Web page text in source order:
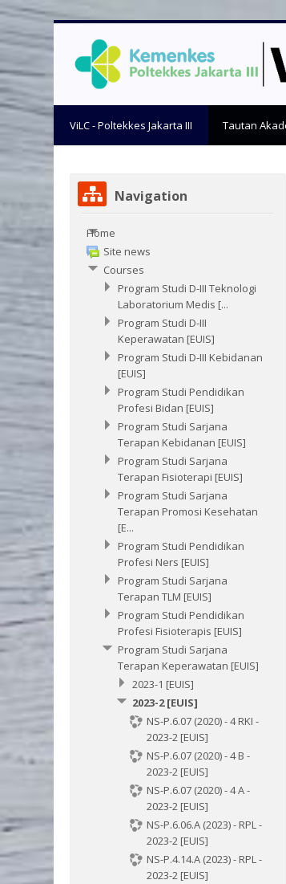
Skip
to
main
content
ViLC - Poltekkes Jakarta III Tautan
Skip
NavigationNavigation
Home
Site news
Courses
Program Studi D-III Teknologi
Laboratorium Medis [...
Program Studi D-III
Keperawatan [EUIS]
Program Studi D-III Kebidanan
[EUIS]
Program Studi Pendidikan
Profesi Bidan [EUIS]
Program Studi Sarjana
Terapan Kebidanan [EUIS]
Program Studi Sarjana
Terapan Fisioterapi [EUIS]
Program Studi Sarjana
Terapan Promosi Kesehatan
[E...
Program Studi Pendidikan
Profesi Ners [EUIS]
Program Studi Sarjana
Terapan TLM [EUIS]
Program Studi Pendidikan
Profesi Fisioterapis [EUIS]
Program Studi Sarjana
Terapan Keperawatan [EUIS]
2023-1 [EUIS]
2023-2 [EUIS]
NS-P.6.07 (2020) - 4 RKI -
2023-2 [EUIS]
NS-P.6.07 (2020) - 4 B -
2023-2 [EUIS]
NS-P.6.07 (2020) - 4 A -
2023-2 [EUIS]
NS-P.6.06.A (2023) - RPL -
2023-2 [EUIS]
NS-P.4.14.A (2023) - RPL -
2023-2 [EUIS]